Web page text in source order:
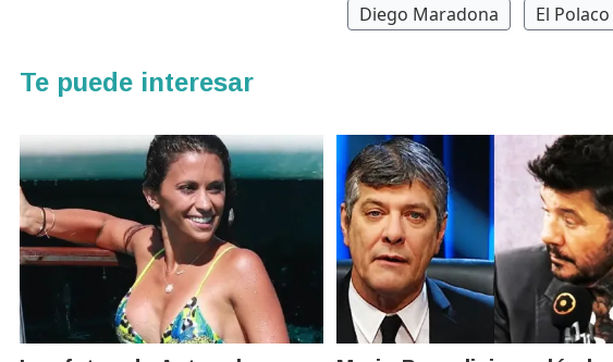
Diego Maradona El Polaco
Te puede interesar